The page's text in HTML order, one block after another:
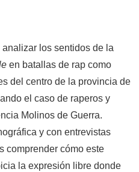
los sentidos de la
en batallas de rap como
del centro de la provincia de
el caso de raperos y
Molinos de Guerra.
y con entrevistas
comprender cómo este
la expresión libre donde